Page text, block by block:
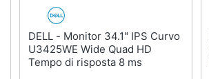
DELL - Monitor 34.1" IPS Curvo
U3425WE Wide Quad HD
Tempo di risposta 8 ms